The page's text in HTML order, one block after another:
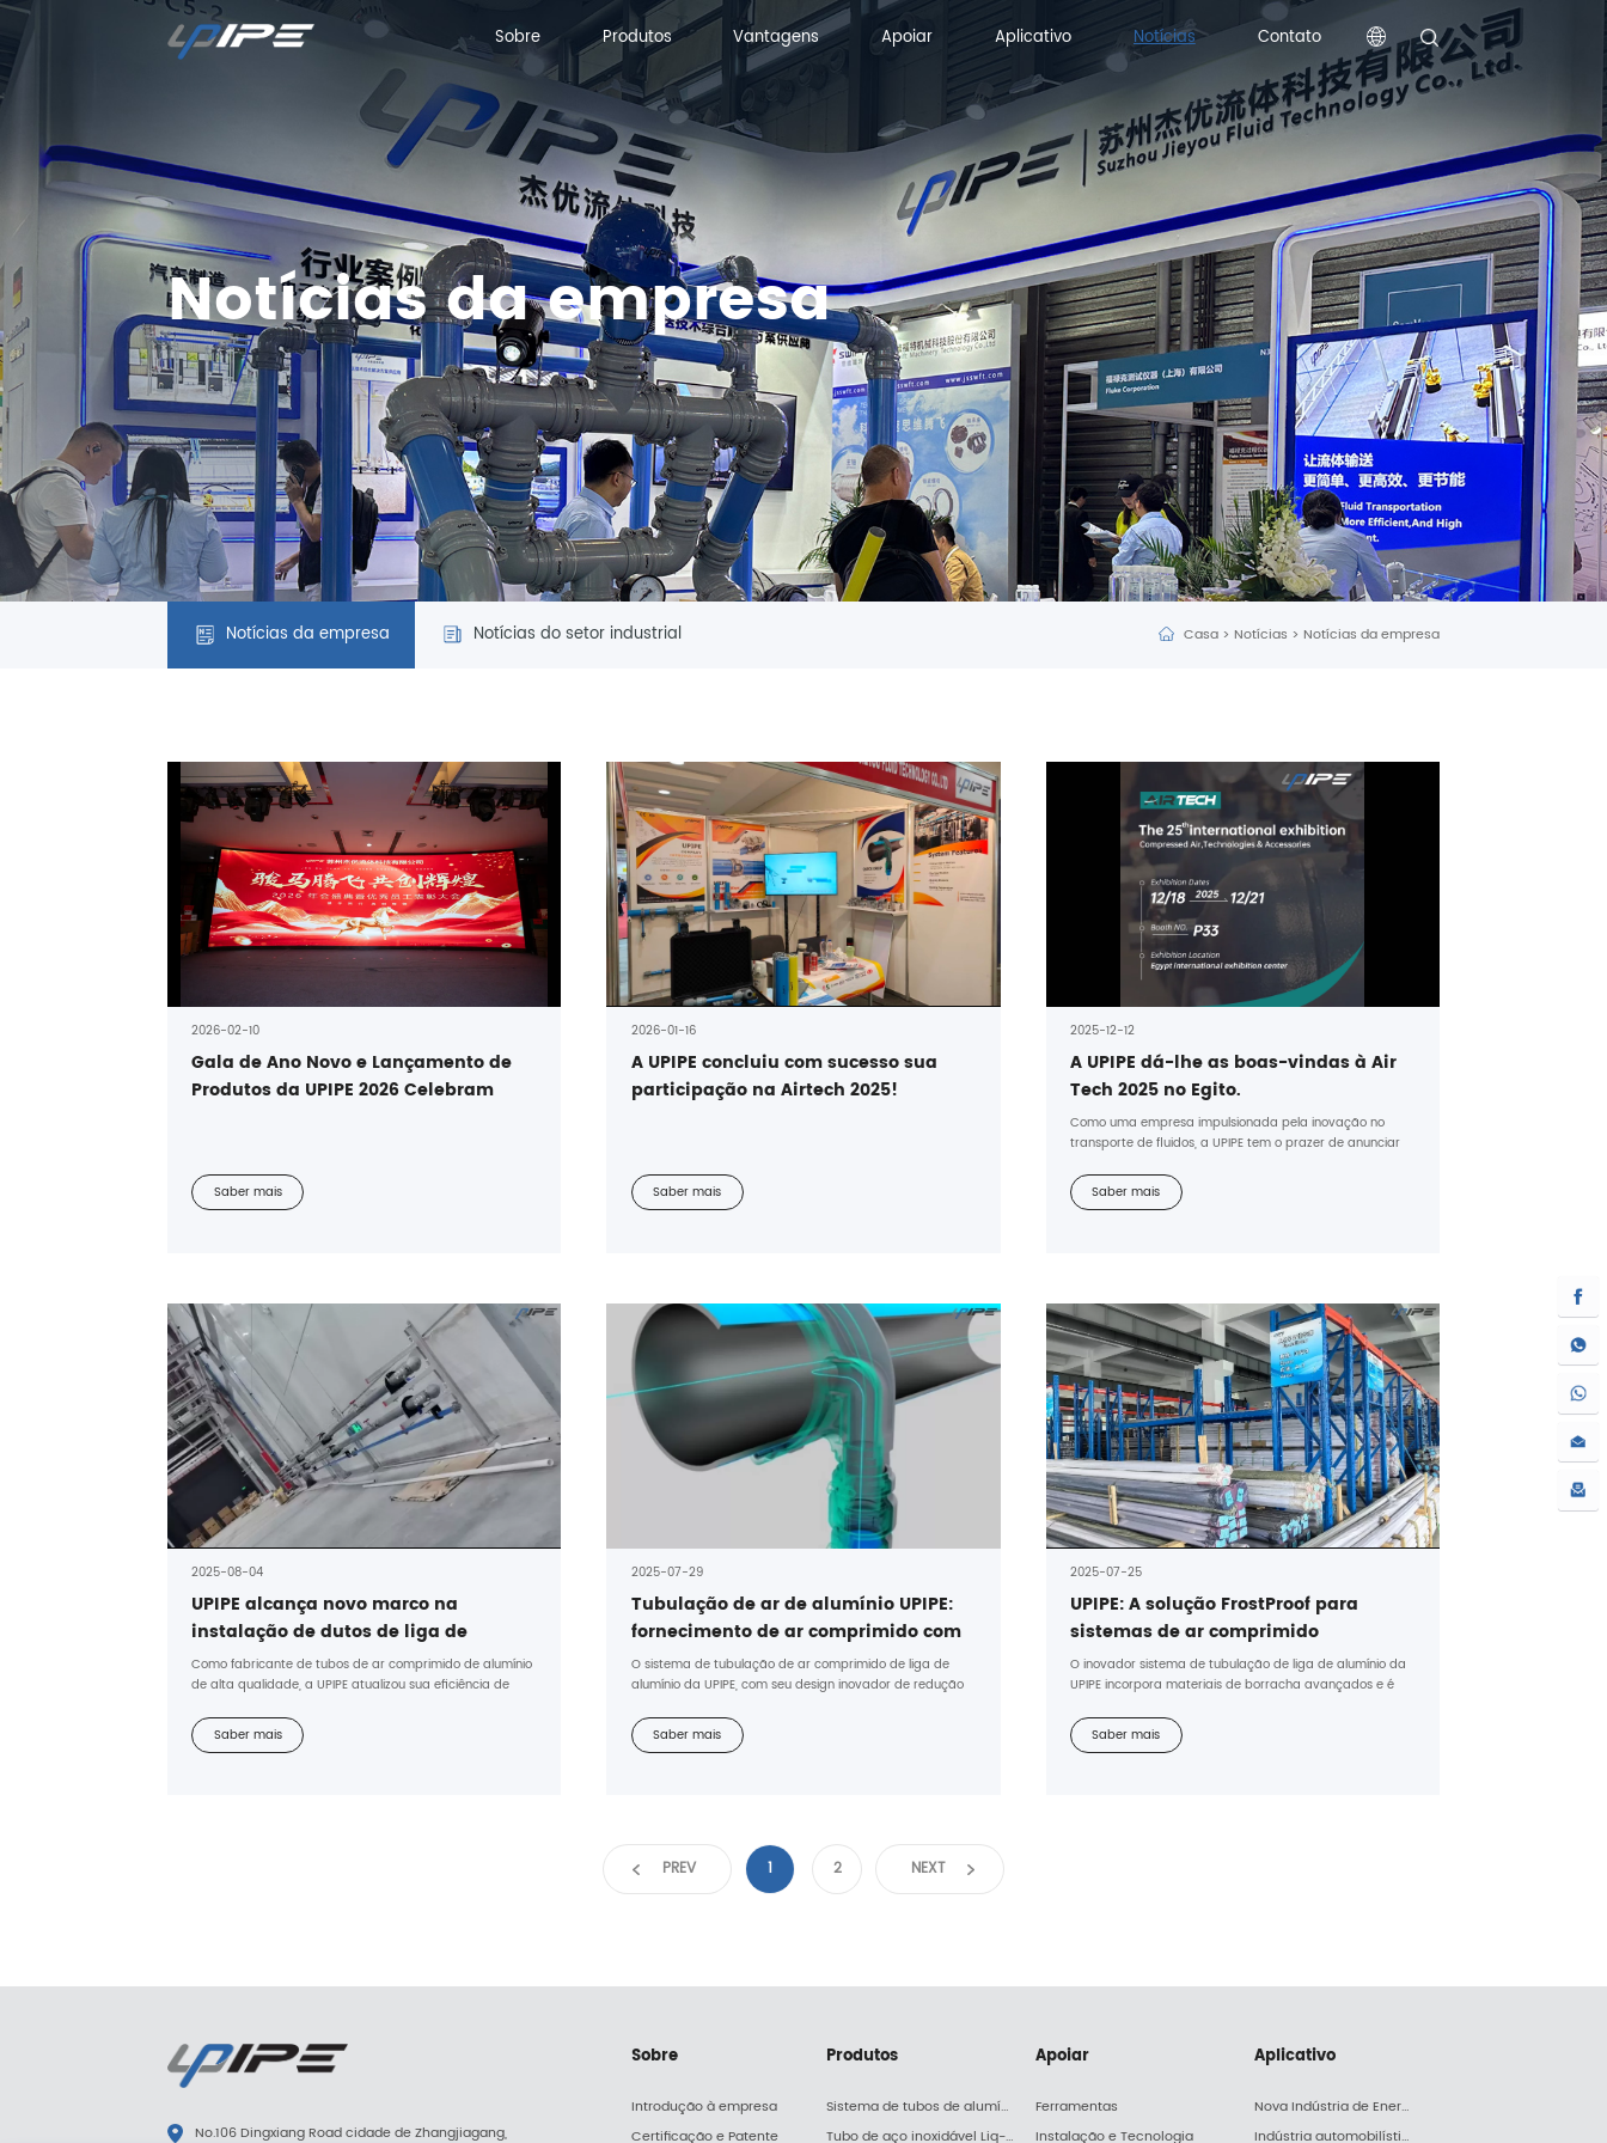
Sobre
Sobre
Produtos
Produtos
Vantagens
Vantagens
Apoiar
Apoiar
Aplicativo
Aplicativo
Notícias Contato
Contato
Notícias da empresa
Casa > Notícias > Notícias da empresa
Notícias da empresa Notícias do setor industrial
2026-02-10
Gala de Ano Novo e Lançamento de
Produtos da UPIPE 2026 Celebram
Compartilhado
Saber mais
2026-01-16
A UPIPE concluiu com sucesso sua
participação na Airtech 2025!
Saber mais
2025-12-12
A UPIPE dá-lhe as boas-vindas à Air
Tech 2025 no Egito.
Como uma empresa impulsionada pela inovação no
transporte de fluidos, a UPIPE tem o prazer de anunciar
a 21 de dezembro de 2025.
Saber mais
2025-08-04
UPIPE alcança novo marco na
instalação de dutos de liga de
alumínio — sistema completo
instalado em apenas 7 dias
Como fabricante de tubos de ar comprimido de alumínio
de alta qualidade, a UPIPE atualizou sua eficiência de
instalação do sistema em 7 dias!
Saber mais
2025-07-29
Tubulação de ar de alumínio UPIPE:
fornecimento de ar comprimido com
eficiência energética e à prova de
vazamentos
O sistema de tubulação de ar comprimido de liga de
alumínio da UPIPE, com seu design inovador de redução
revolucionária!
Saber mais
2025-07-25
UPIPE: A solução FrostProof para
sistemas de ar comprimido
O inovador sistema de tubulação de liga de alumínio da
UPIPE incorpora materiais de borracha avançados e é
de ar comprimido.
Saber mais
PREV 1 2 NEXT
No.106 Dingxiang Road cidade de Zhangjiagang,
Sobre
Introdução à empresa
Certificação e Patente
Produtos
Sistema de tubos de alumínio Upipe
Tubo de aço inoxidável Liq-pipe
Apoiar
Ferramentas
Instalação e Tecnologia
Aplicativo
Nova Indústria de Energia
Indústria automobilística